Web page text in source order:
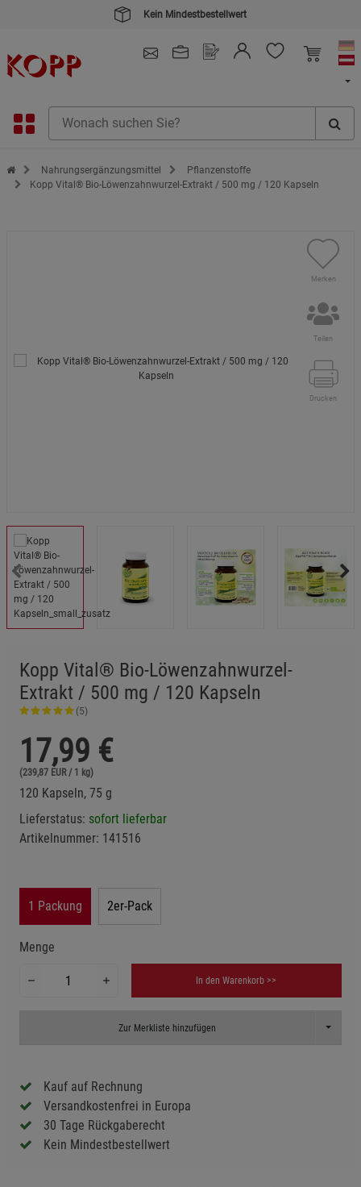
Kauf auf Rechnung
Zur Startseite des Kopp Verlag Online-Shop
Nahrungsergänzungsmittel
Pflanzenstoffe
Kopp Vital® Bio-Löwenzahnwurzel-Extrakt / 500 mg / 120 Kapseln
Merken
Teilen
Drucken
Kopp Vital® Bio-Löwenzahnwurzel-
Extrakt / 500 mg / 120 Kapseln
(5)
17,99 €
(239,87 EUR / 1 kg)
120 Kapseln, 75 g
Lieferstatus: sofort lieferbar
Artikelnummer: 141516
1 Packung 2er-Pack
Menge
In den Warenkorb >>
Zur Merkliste hinzufügen Toggle
Kauf auf Rechnung
Versandkostenfrei in Europa
30 Tage Rückgaberecht
Kein Mindestbestellwert